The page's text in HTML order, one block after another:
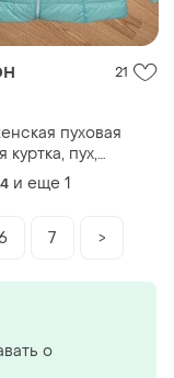
21
пуховая
куртка, пух,
(48наш)
esmara
и еще 1
7 >
о